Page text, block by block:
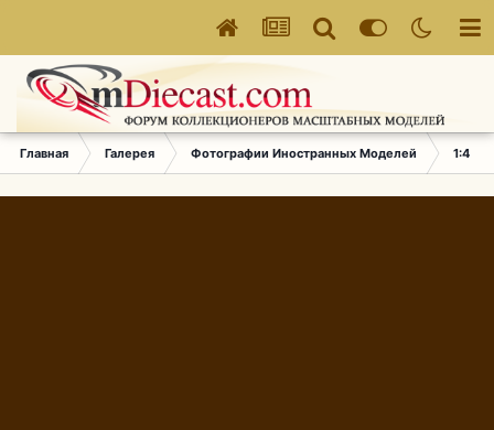
Главная Галерея Фотографии Иностранных Моделей 1:43